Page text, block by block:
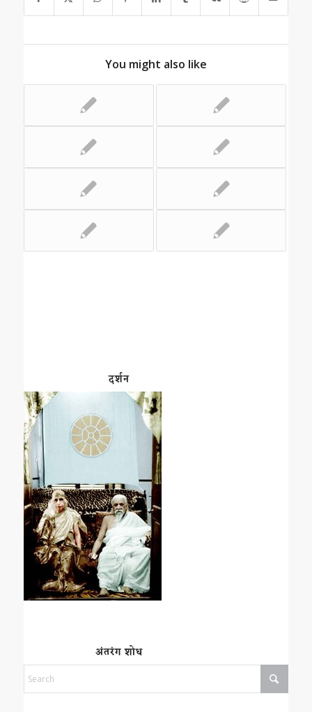
You might also like
दर्शन
अंतरंग शोध